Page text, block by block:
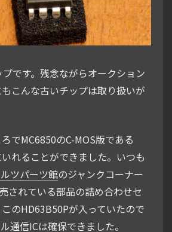
です。残念ながらオークション
こんな古いチップは取り扱いが
でMC6850のC-MOS版である
れることができました。いつも
ツパーツ館のジャンクコーナー
されている部品の詰め合わせセ
のHD63B50Pが入っていたので
通信ICは確保できました。